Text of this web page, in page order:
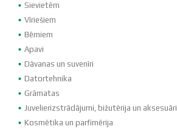
Sievietēm
Vīriešiem
Bērniem
Apavi
Dāvanas un suvenīri
Datortehnika
Grāmatas
Juvelierizstrādājumi, bižutērija un aksesuāri
Kosmētika un parfimērija